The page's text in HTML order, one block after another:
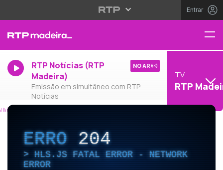
Entrar
RTP Notícias (RTP
Madeira)
Emissão em simultâneo com RTP
Notícias
NO AR
TV
RTP
ERRO204
HLS.JS FATAL ERROR - NETWORK
ERROR